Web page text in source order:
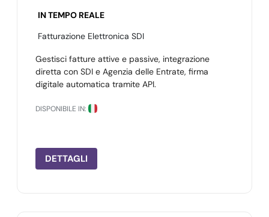
IN TEMPO REALE
Fatturazione Elettronica SDI
Gestisci fatture attive e passive, integrazione
diretta con SDI e Agenzia delle Entrate, firma
digitale automatica tramite API.
DISPONIBILE IN:
DETTAGLI